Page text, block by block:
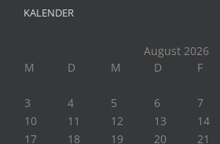
KALENDER
August 2026
M
D M D F
3
4 5 6 7
10
11 12 13 14
17
18 19 20 21